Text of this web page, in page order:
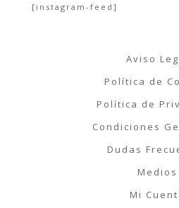
[instagram-feed]
Aviso
Política de
Política de
Condiciones
Dudas
Medios
Mi